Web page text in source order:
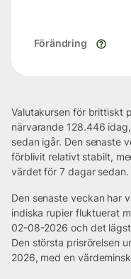
Förändring
Valutakursen för brittiskt
närvarande 128.446
sedan igår. Den senaste
förblivit relativt stabilt,
värdet för 7 dagar sedan.
Den senaste veckan har
indiska rupier fluktuerat
02-08-2026 och det
Den största prisrörelsen
2026, med en